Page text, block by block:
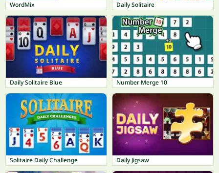
WordMix Daily Solitaire
Daily Solitaire Blue Number Merge 10
Solitaire Daily Challenge Daily Jigsaw